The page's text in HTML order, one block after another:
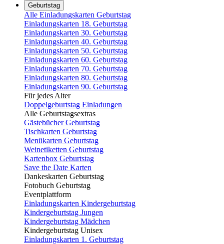
Geburtstag
Alle Einladungskarten Geburtstag
Einladungskarten 18. Geburtstag
Einladungskarten 30. Geburtstag
Einladungskarten 40. Geburtstag
Einladungskarten 50. Geburtstag
Einladungskarten 60. Geburtstag
Einladungskarten 70. Geburtstag
Einladungskarten 80. Geburtstag
Einladungskarten 90. Geburtstag
Für jedes Alter
Doppelgeburtstag Einladungen
Alle Geburtstagsextras
Gästebücher Geburtstag
Tischkarten Geburtstag
Menükarten Geburtstag
Weinetiketten Geburtstag
Kartenbox Geburtstag
Save the Date Karten
Dankeskarten Geburtstag
Fotobuch Geburtstag
Eventplattform
Einladungskarten Kindergeburtstag
Kindergeburtstag Jungen
Kindergeburtstag Mädchen
Kindergeburtstag Unisex
Einladungskarten 1. Geburtstag